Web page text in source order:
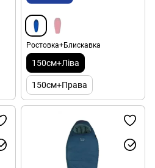
Ростовка+Блискавка
150см+Ліва
150см+Права